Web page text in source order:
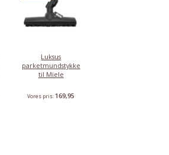
Luksus
parketmundstykke
til Miele
Vores pris: 169,95